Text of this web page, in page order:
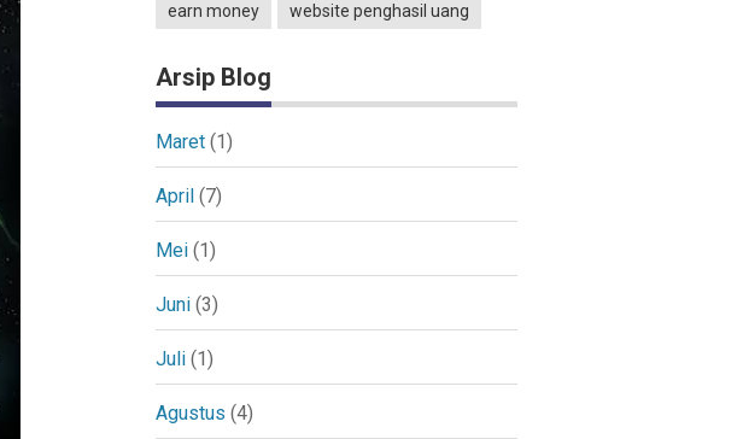
earn money website penghasil uang
Arsip Blog
Maret (1)
April (7)
Mei (1)
Juni (3)
Juli (1)
Agustus (4)